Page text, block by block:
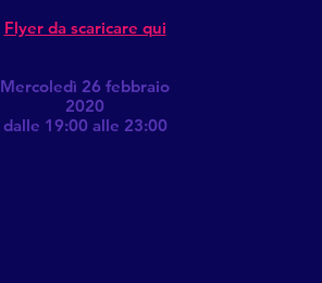
Flyer da scaricare qui
Mercoledì 26 febbraio
2020
dalle 19:00 alle 23:00